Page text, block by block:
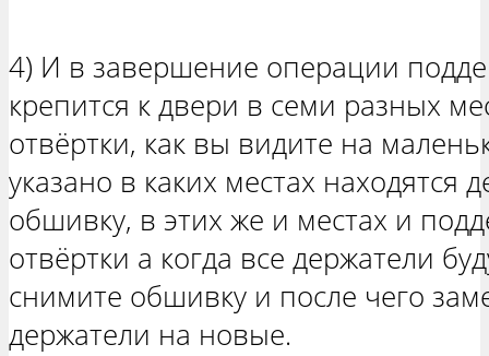
4) И в завершение операции
крепится к двери в семи разных
отвёртки, как вы видите на
указано в каких местах находятся
обшивку, в этих же и местах и
отвёртки а когда все держатели
снимите обшивку и после чего
держатели на новые.